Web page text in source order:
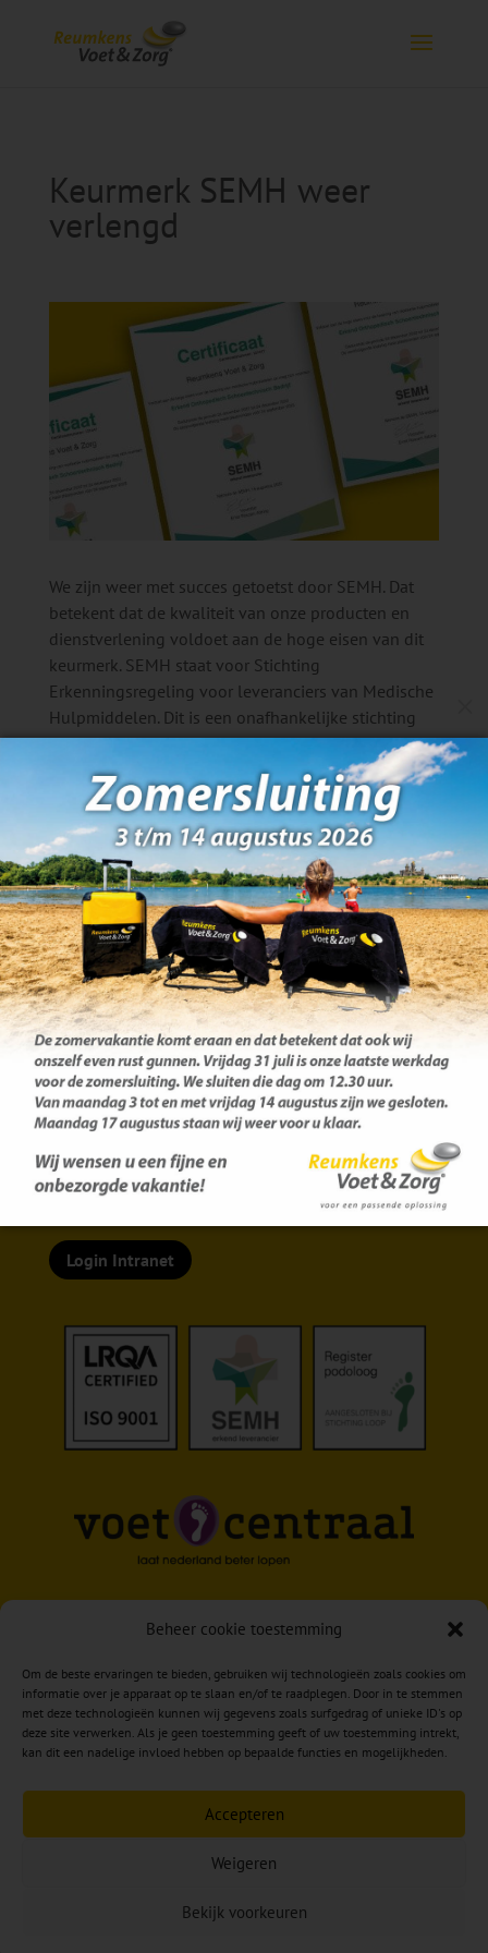
Beheer cookie toestemming
Om de beste ervaringen te bieden, gebruiken wij technologieën zoals cookies om
informatie over je apparaat op te slaan en/of te raadplegen. Door in te stemmen
met deze technologieën kunnen wij gegevens zoals surfgedrag of unieke ID's op
deze site verwerken. Als je geen toestemming geeft of uw toestemming intrekt,
kan dit een nadelige invloed hebben op bepaalde functies en mogelijkheden.
Accepteren
Weigeren
Bekijk voorkeuren
Keurmerk SEMH weer
verlengd
We zijn weer met succes getoetst door SEMH. Dat
betekent dat de kwaliteit van onze producten en
dienstverlening voldoet aan de hoge eisen van dit
keurmerk. SEMH staat voor Stichting
Erkenningsregeling voor leveranciers van Medische
Hulpmiddelen. Dit is een onafhankelijke stichting
die leveranciers in de gezondheidszorg erkent op
basis van erkenningsregelingen. Wij zijn een door
de SEMH erkende leverancier. Dit betekent dat ons
werk regelmatig wordt getoetst op de levering van
constante en hoge kwaliteit. Voor onze klanten een
waarborg voor kwaliteit en kennis.
Centrale afsprakenlijn:
077 – 351 72 58
Login Intranet
EEN PASSENDE OPLOSSING